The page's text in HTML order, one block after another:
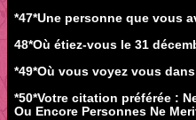
*47*Une personne que vous
48*Où étiez-vous le 31
*49*Où vous voyez vous
*50*Votre citation préférée :
Ou Encore Personnes Ne